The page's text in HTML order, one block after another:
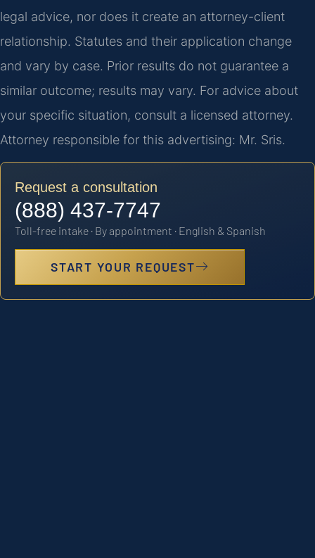
legal advice, nor does it create an attorney-client
relationship. Statutes and their application change
and vary by case. Prior results do not guarantee a
similar outcome; results may vary. For advice about
your specific situation, consult a licensed attorney.
Attorney responsible for this advertising: Mr. Sris.
Request a consultation
(888) 437-7747
Toll-free intake · By appointment · English & Spanish
START YOUR REQUEST